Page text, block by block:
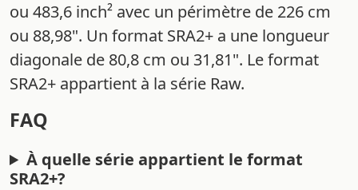
ou 483,6 inch² avec un périmètre de 226 cm
ou 88,98". Un format SRA2+ a une longueur
diagonale de 80,8 cm ou 31,81". Le format
SRA2+ appartient à la série Raw.
FAQ
À quelle série appartient le format
SRA2+?